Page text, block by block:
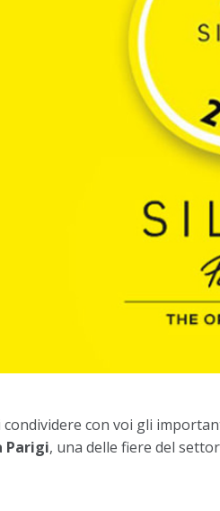
condividere con voi gli
Parigi, una delle fiere del